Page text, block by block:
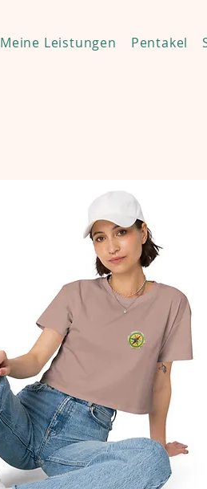
Meine Leistungen Pentakel